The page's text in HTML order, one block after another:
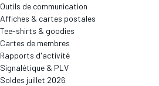
Outils de communication
Affiches & cartes postales
Tee-shirts & goodies
Cartes de membres
Rapports d'activité
Signalétique & PLV
Soldes juillet 2026